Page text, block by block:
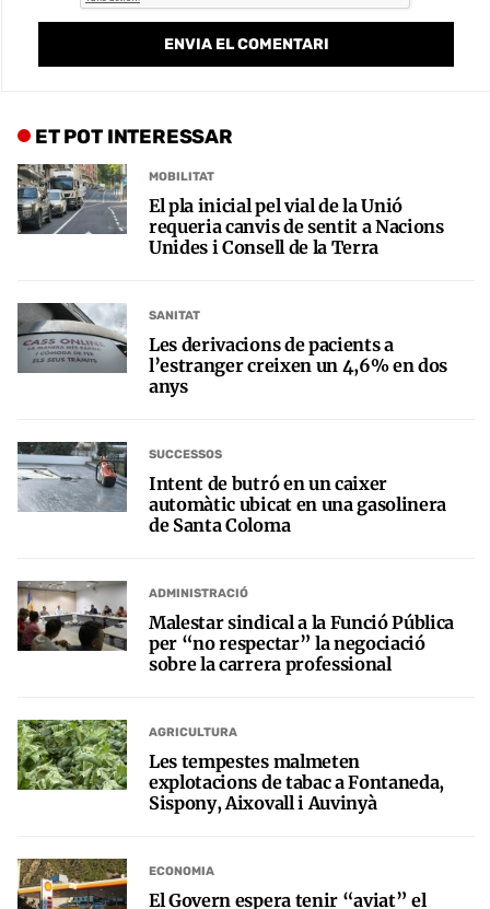
ET POT INTERESSAR
MOBILITAT
El pla inicial pel vial de la Unió
requeria canvis de sentit a Nacions
Unides i Consell de la Terra
SANITAT
Les derivacions de pacients a
l’estranger creixen un 4,6% en dos
anys
SUCCESSOS
Intent de butró en un caixer
automàtic ubicat en una gasolinera
de Santa Coloma
ADMINISTRACIÓ
Malestar sindical a la Funció Pública
per “no respectar” la negociació
sobre la carrera professional
AGRICULTURA
Les tempestes malmeten
explotacions de tabac a Fontaneda,
Sispony, Aixovall i Auvinyà
ECONOMIA
El Govern espera tenir “aviat” el